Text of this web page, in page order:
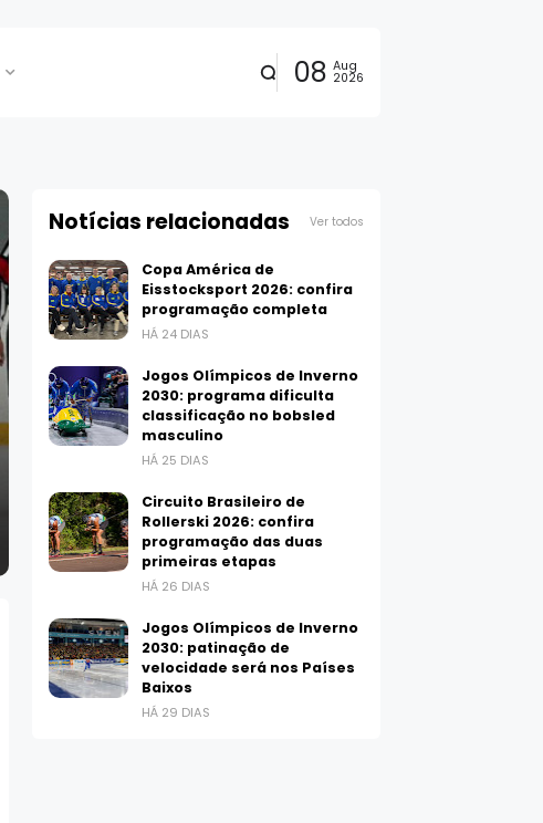
08 Aug
2026
Notícias relacionadas Ver todos
Copa América de
Eisstocksport 2026: confira
programação completa
HÁ 24 DIAS
Jogos Olímpicos de Inverno
2030: programa dificulta
classificação no bobsled
masculino
HÁ 25 DIAS
Circuito Brasileiro de
Rollerski 2026: confira
programação das duas
primeiras etapas
HÁ 26 DIAS
Jogos Olímpicos de Inverno
2030: patinação de
velocidade será nos Países
Baixos
HÁ 29 DIAS